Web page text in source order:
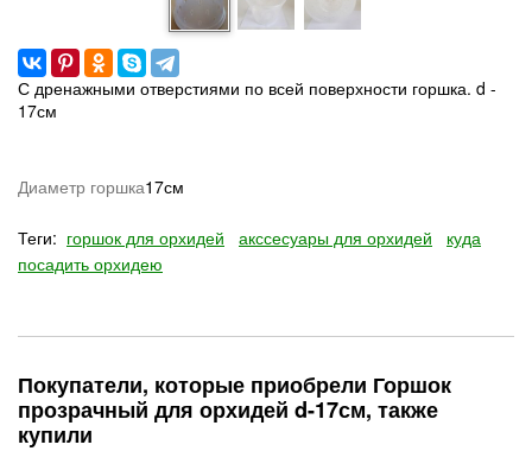
С дренажными отверстиями по всей поверхности горшка. d -
17см
Диаметр горшка17см
Теги: горшок для орхидей акссесуары для орхидей
куда
посадить орхидею
Покупатели, которые приобрели Горшок
прозрачный для орхидей d-17см, также
купили